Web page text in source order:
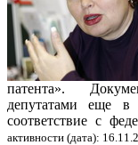
патента».
депутатами еще
соответствие с
активности (дата):